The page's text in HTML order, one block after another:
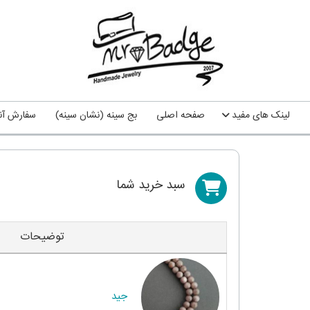
لینک های مفید صفحه اصلی بج سینه (نشان سینه) سفارش
سبد خريد شما
توضیحات
جید